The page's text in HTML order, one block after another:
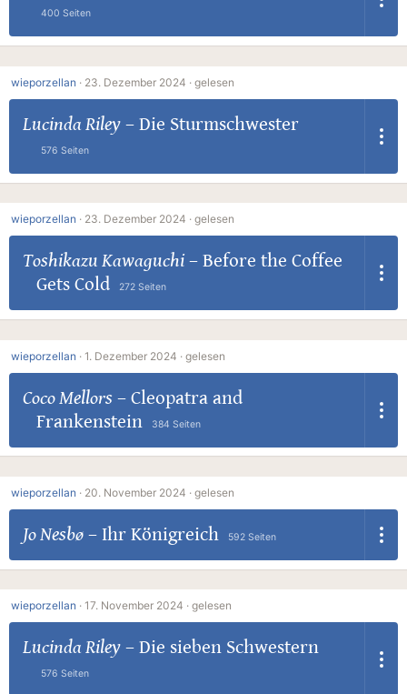
400 Seiten
wieporzellan · 23. Dezember 2024 · gelesen
Lucinda Riley– Die Sturmschwester
576 Seiten
wieporzellan · 23. Dezember 2024 · gelesen
Toshikazu Kawaguchi– Before the Coffee
Gets Cold
272 Seiten
wieporzellan · 1. Dezember 2024 · gelesen
Coco Mellors – Cleopatra and
Frankenstein
384 Seiten
wieporzellan · 20. November 2024 · gelesen
Jo Nesbø– Ihr Königreich 592 Seiten
wieporzellan · 17. November 2024 · gelesen
Lucinda Riley– Die sieben Schwestern
576 Seiten